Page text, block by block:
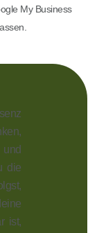
My Business
die
ist,